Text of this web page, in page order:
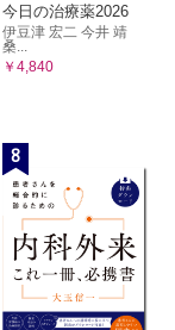
齢者と，体調を心配
りたいことがあるよ
にくい・気づきにく
いうだけで「ケアが
しつけようとしてい
る外来の待合室で，
ずかしくないわけじ
いとわかっているの
確であるけれど…
を決めるにあたって
なえようとしたのだ
今日の治療薬2026
伊豆津 宏二 今井 靖
桑...
￥4,840
8